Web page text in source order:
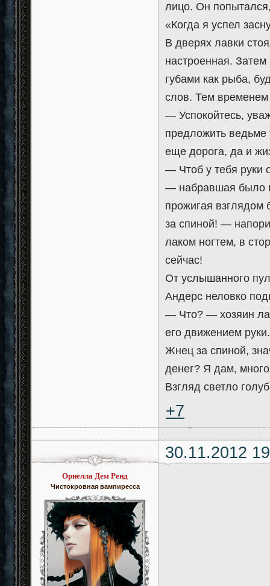
лицо. Он
«Когда я успел
В дверях лавки
настроенная.
губами как рыба,
слов. Тем временем
— Успокойтесь,
предложить ведьме
еще дорога, да и
— Чтоб у тебя руки
— набравшая было в
прожигая взглядом
за спиной! —
лаком ногтем, в
сейчас!
От услышанного
Андерс неловко
— Что? — хозяин
его движением
Жнец за спиной,
денег? Я дам,
Взгляд светло
+7
30.11.2012
Орнелла Дем Ренд
Чистокровная вампиресса